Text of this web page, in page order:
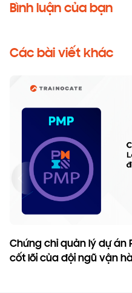
Bình luận của bạn
Các bài viết khác
Chứng chỉ quản lý dự án
cốt lõi của đội ngũ vận